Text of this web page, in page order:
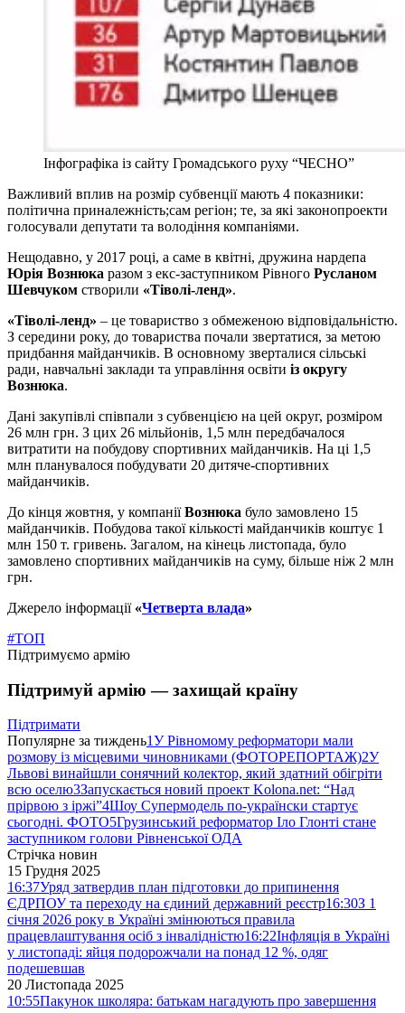
Інфографіка із сайту Громадського руху “ЧЕСНО”
Важливий вплив на розмір субвенції мають 4 показники:
політична приналежність;сам регіон; те, за які законопроекти
голосували депутати та володіння компаніями.
Нещодавно, у 2017 році, а саме в квітні, дружина нардепа
Юрія Вознюка разом з екс-заступником Рівного Русланом
Шевчуком створили «Тіволі-ленд».
«Тіволі-ленд» – це товариство з обмеженою відповідальністю.
З середини року, до товариства почали звертатися, за метою
придбання майданчиків. В основному зверталися сільські
ради, навчальні заклади та управління освіти із округу
Вознюка.
Дані закупівлі співпали з субвенцією на цей округ, розміром
26 млн грн. З цих 26 мільйонів, 1,5 млн передбачалося
витратити на побудову спортивних майданчиків. На ці 1,5
млн планувалося побудувати 20 дитяче-спортивних
майданчиків.
До кінця жовтня, у компаніїВознюка було замовлено 15
майданчиків. Побудова такої кількості майданчиків коштує 1
млн 150 т. гривень. Загалом, на кінець листопада, було
замовлено спортивних майданчиків на суму, більше ніж 2 млн
грн.
Джерело інформації «Четверта влада»
#ТОП
Підтримуємо армію
Підтримуй армію — захищай країну
Підтримати
Популярне за тиждень1У Рівномому реформатори мали
розмову із місцевими чиновниками (ФОТОРЕПОРТАЖ)2У
Львові винайшли сонячний колектор, який здатний обігріти
всю оселю3Запускається новий проект Kolona.net: “Над
прірвою з іржі”4Шоу Супермодель по-українски стартує
сьогодні. ФОТО5Грузинський реформатор Іло Глонті стане
заступником голови Рівненської ОДА
Стрічка новин
15 Грудня 2025
16:37Уряд затвердив план підготовки до припинення
ЄДРПОУ та переходу на єдиний державний реєстр16:30З 1
січня 2026 року в Україні змінюються правила
працевлаштування осіб з інвалідністю16:22Інфляція в Україні
у листопаді: яйця подорожчали на понад 12 %, одяг
подешевшав
20 Листопада 2025
10:55Пакунок школяра: батькам нагадують про завершення